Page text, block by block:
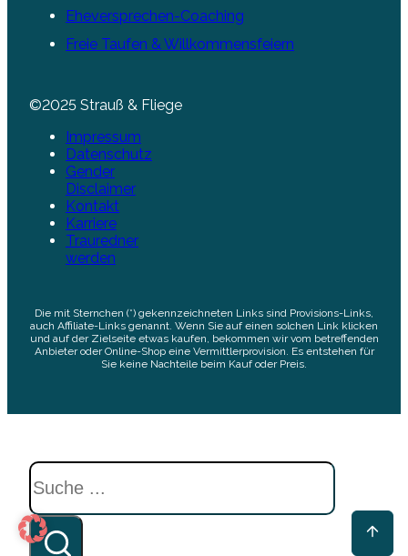
Eheversprechen-Coaching
Freie Taufen & Willkommensfeiern
©2025 Strauß & Fliege
Impressum
Datenschutz
Gender
Disclaimer
Kontakt
Karriere
Trauredner
werden
Die mit Sternchen (*) gekennzeichneten Links sind Provisions-Links,
auch Affiliate-Links genannt. Wenn Sie auf einen solchen Link klicken
und auf der Zielseite etwas kaufen, bekommen wir vom betreffenden
Anbieter oder Online-Shop eine Vermittlerprovision. Es entstehen für
Sie keine Nachteile beim Kauf oder Preis.
Suchen